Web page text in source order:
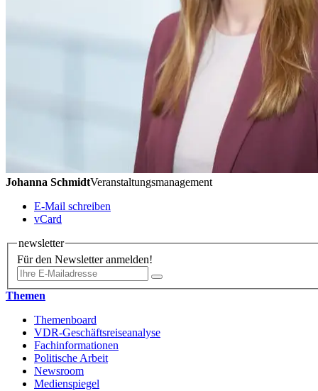
Johanna SchmidtVeranstaltungsmanagement
E-Mail schreiben
vCard
newsletter
Für den Newsletter anmelden!
Themen
Themenboard
VDR-Geschäftsreiseanalyse
Fachinformationen
Politische Arbeit
Newsroom
Medienspiegel